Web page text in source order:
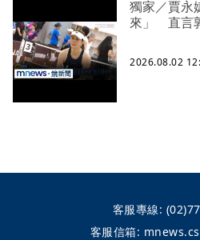
獨家／賈永
來」 直言
2026.08.02
客服專線:
客服信箱: